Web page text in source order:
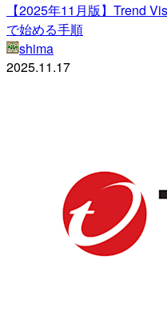
【2025年11月版】Trend
で始める手順
shima
2025.11.17